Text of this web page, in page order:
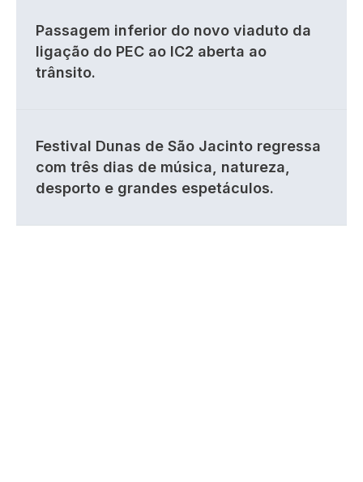
Passagem inferior do novo viaduto da
ligação do PEC ao IC2 aberta ao
trânsito.
Festival Dunas de São Jacinto regressa
com três dias de música, natureza,
desporto e grandes espetáculos.